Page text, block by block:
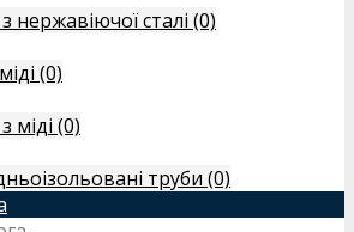
нержавіючої сталі (0)
(0)
міді (0)
труби (0)